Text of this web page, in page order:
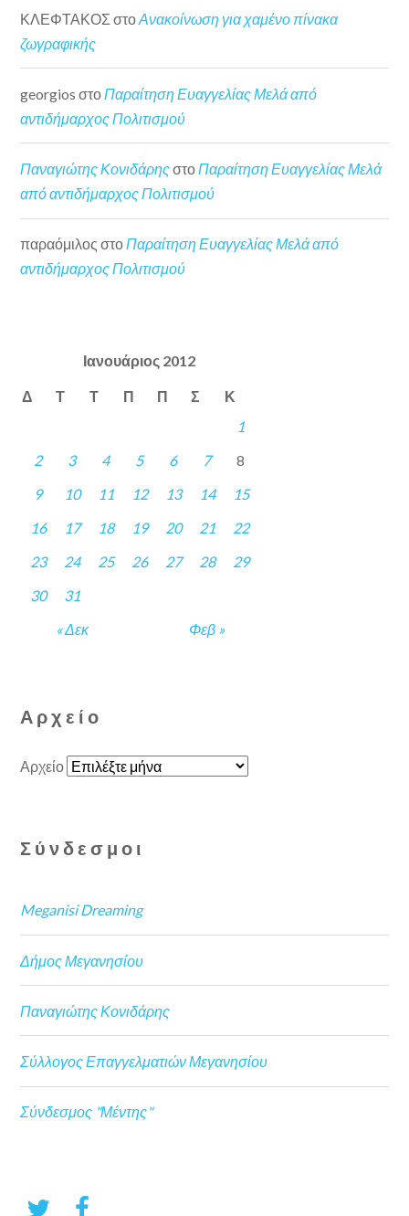
ΚΛΕΦΤΑΚΟΣ στοΑνακοίνωση για χαμένο πίνακα
ζωγραφικής
georgios στοΠαραίτηση Ευαγγελίας Μελά από
αντιδήμαρχος Πολιτισμού
Παναγιώτης ΚονιδάρηςστοΠαραίτηση Ευαγγελίας Μελά
από αντιδήμαρχος Πολιτισμού
παραόμιλος στοΠαραίτηση Ευαγγελίας Μελά από
αντιδήμαρχος Πολιτισμού
Ιανουάριος 2012
Δ Τ Τ Π Π Σ Κ
« Δεκ Φεβ »
1
2
3 4 5 6 7
8
9
10 11 12 13 14
15
16
17 18 19 20 21
22
23
24 25 26 27 28
29
30
31
Αρχείο
Αρχείο
Σύνδεσμοι
Meganisi Dreaming
Δήμος Μεγανησίου
Παναγιώτης Κονιδάρης
Σύλλογος Επαγγελματιών Μεγανησίου
Σύνδεσμος "Μέντης"